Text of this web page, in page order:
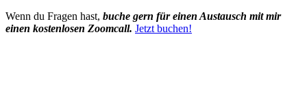
Wenn du Fragen hast, buche gern für einen Austausch mit mir
einen kostenlosen Zoomcall. Jetzt buchen!